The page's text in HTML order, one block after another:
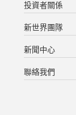
投資者關係
新世界團隊
新聞中心
聯絡我們